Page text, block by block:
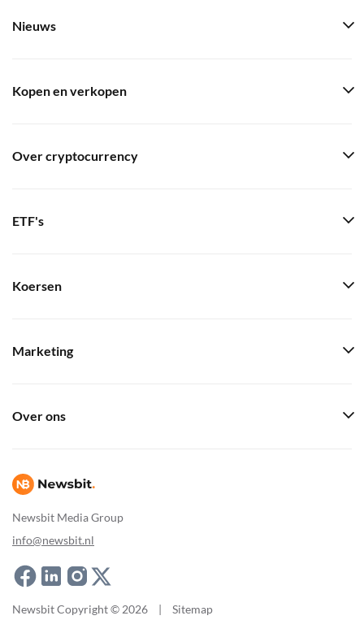
Newsbit Media Group
info@newsbit.nl
Nieuws
Kopen en verkopen
Over cryptocurrency
ETF's
Koersen
Marketing
Over ons
Newsbit Copyright © 2026 | Sitemap